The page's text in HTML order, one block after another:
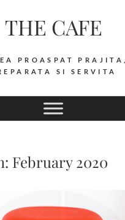
THE CAFE
PROASPAT PRAJITA,
SI SERVITA
February 2020